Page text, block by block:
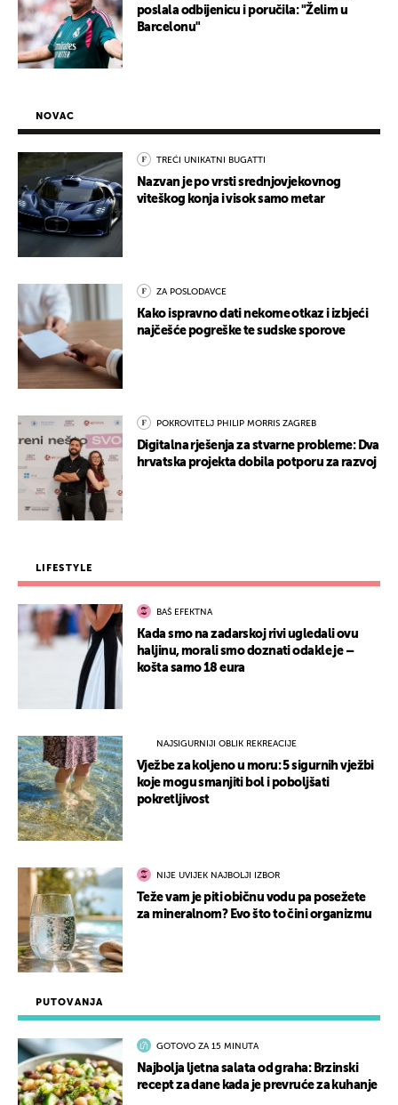
poslala odbijenicu i poručila: "Želim u
Barcelonu"
PUTOVANJA
GOTOVO ZA 15 MINUTA
Najbolja ljetna salata od graha: Brzinski
recept za dane kada je prevruće za kuhanje
NOVAC
TREĆI UNIKATNI BUGATTI
Nazvan je po vrsti srednjovjekovnog
viteškog konja i visok samo metar
ZA POSLODAVCE
Kako ispravno dati nekome otkaz i izbjeći
najčešće pogreške te sudske sporove
POKROVITELJ PHILIP MORRIS ZAGREB
Digitalna rješenja za stvarne probleme: Dva
hrvatska projekta dobila potporu za razvoj
LIFESTYLE
BAŠ EFEKTNA
Kada smo na zadarskoj rivi ugledali ovu
haljinu, morali smo doznati odakle je –
košta samo 18 eura
NAJSIGURNIJI OBLIK REKREACIJE
Vježbe za koljeno u moru: 5 sigurnih vježbi
koje mogu smanjiti bol i poboljšati
pokretljivost
NIJE UVIJEK NAJBOLJI IZBOR
Teže vam je piti običnu vodu pa posežete
za mineralnom? Evo što to čini organizmu